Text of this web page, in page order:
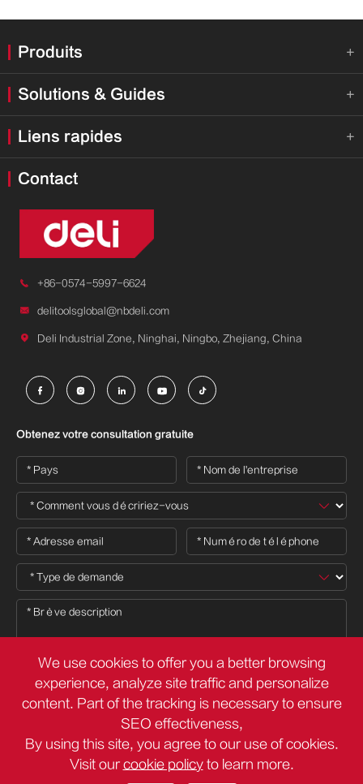
Produits 
Solutions & Guides 
Liens rapides 
Contact
 +86-0574-5997-6624
 delitoolsglobal@nbdeli.com
 Deli Industrial Zone, Ninghai, Ningbo, Zhejiang, China
    
Obtenez votre consultation gratuite
Droit d'auteur ©Deli Group Co.,Ltd.Tous droits réservés.
We use cookies to offer you a better browsing
experience, analyze site traffic and personalize
content. Part of the tracking is necessary to ensure
SEO effectiveness,
By using this site, you agree to our use of cookies.
Visit our cookie policyto learn more.